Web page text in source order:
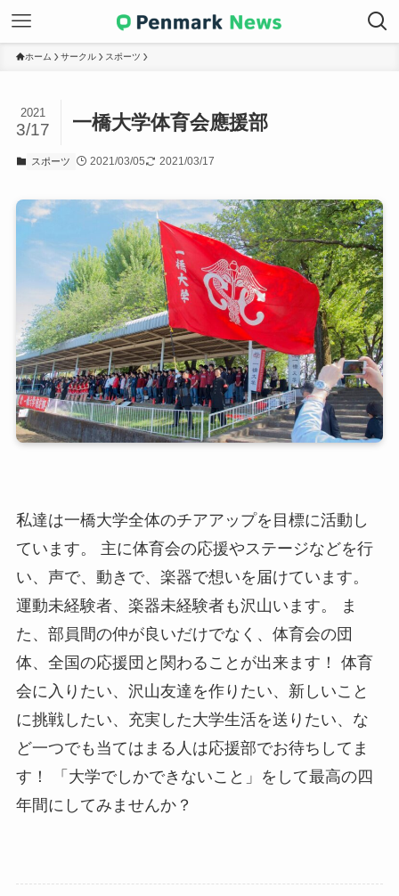
ホーム サークル スポーツ
一橋大学体育会應援部
2021
3/17
スポーツ 2021/03/05 2021/03/17
私達は一橋大学全体のチアアップを目標に活動し
ています。 主に体育会の応援やステージなどを行
い、声で、動きで、楽器で想いを届けています。
運動未経験者、楽器未経験者も沢山います。 ま
た、部員間の仲が良いだけでなく、体育会の団
体、全国の応援団と関わることが出来ます！ 体育
会に入りたい、沢山友達を作りたい、新しいこと
に挑戦したい、充実した大学生活を送りたい、な
ど一つでも当てはまる人は応援部でお待ちしてま
す！ 「大学でしかできないこと」をして最高の四
年間にしてみませんか？